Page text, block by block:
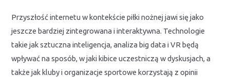
Przyszłość internetu w kontekście piłki nożnej jawi się jako
jeszcze bardziej zintegrowana i interaktywna. Technologie
takie jak sztuczna inteligencja, analiza big data i VR będą
wpływać na sposób, w jaki kibice uczestniczą w dyskusjach, a
także jak kluby i organizacje sportowe korzystają z opinii